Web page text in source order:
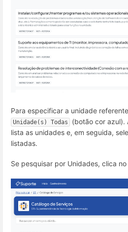
Para especificar a unidade
Unidade(s) Todas
(botão cor azul).
lista as unidades e, em seguida,
listadas.
Se pesquisar por Unidades, clica